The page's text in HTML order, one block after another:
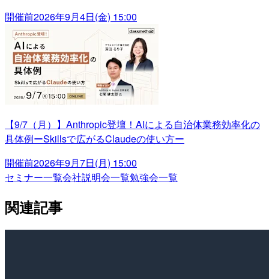
開催前2026年9月4日(金) 15:00
【9/7（月）】Anthropic登壇！AIによる自治体業務効率化の
具体例ーSkillsで広がるClaudeの使い方ー
開催前2026年9月7日(月) 15:00
セミナー一覧会社説明会一覧勉強会一覧
関連記事